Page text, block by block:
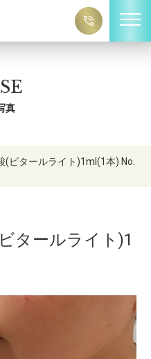
真
(ビタールライト)1ml(1本) No.
タールライト)1